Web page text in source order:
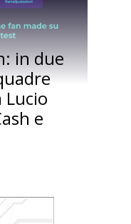
in due
e